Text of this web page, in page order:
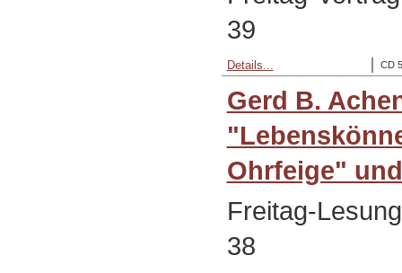
39
CD
Details...
Gerd B.
Ohrfeige"
Freitag-
38